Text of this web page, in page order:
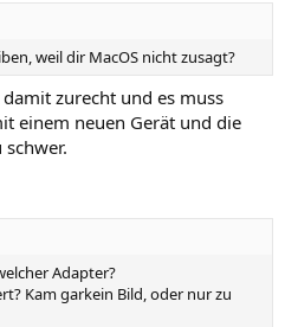
weil dir MacOS nicht zusagt?
zurecht und es muss
einem neuen Gerät und die
Adapter?
Kam garkein Bild, oder nur zu